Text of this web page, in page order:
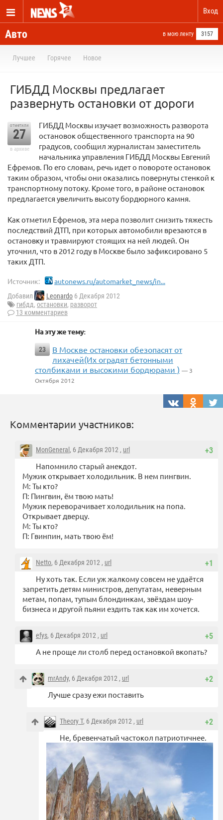
Вход
Авто в мою ленту 3157
Лучшее Горячее Новое
ГИБДД Москвы предлагает
развернуть остановки от дороги
отметили
27
в архиве
ГИБДД Москвы изучает возможность разворота
остановок общественного транспорта на 90
градусов, сообщил журналистам заместитель
начальника управления ГИБДД Москвы Евгений
Ефремов. По его словам, речь идет о повороте остановок
таким образом, чтобы они оказались повернуты стенкой к
транспортному потоку. Кроме того, в районе остановок
предлагается увеличить высоту бордюрного камня.
Как отметил Ефремов, эта мера позволит снизить тяжесть
последствий ДТП, при которых автомобили врезаются в
остановку и травмируют стоящих на ней людей. Он
уточнил, что в 2012 году в Москве было зафиксировано 5
таких ДТП.
Источник: autonews.ru/automarket_news/in...
Добавил Leonardo 6 Декабря 2012
гибдд, остановки, разворот
13 комментариев
На эту же тему:
23
В Москве остановки обезопасят от
лихачей(Их оградят бетонными
столбиками и высокими бордюрами ) — 3
Октября 2012
Комментарии участников:
+3
MonGeneral , 6 Декабря 2012 , url
Напомнило старый анекдот.
Мужик открывает холодильник. В нем пингвин.
М: Ты кто?
П: Пингвин, ём твою мать!
Мужик переворачивает холодильник на попа.
Открывает дверцу.
М: Ты кто?
П: Гвинпин, мать твою ём!
+1
Netto, 6 Декабря 2012 , url
Ну хоть так. Если уж жалкому совсем не удаётся
запретить детям министров, депутатам, неверным
метам, попам, тупым блондинкам, звёздам шоу-
бизнеса и другой пьяни ездить так как им хочется.
+5
efys, 6 Декабря 2012 , url
А не проще ли столб перед остановкой вкопать?
+2
mrAndy, 6 Декабря 2012 , url
Лучше сразу ежи поставить
+2
Theory T, 6 Декабря 2012 , url
Не, бревенчатый частокол патриотичнее.